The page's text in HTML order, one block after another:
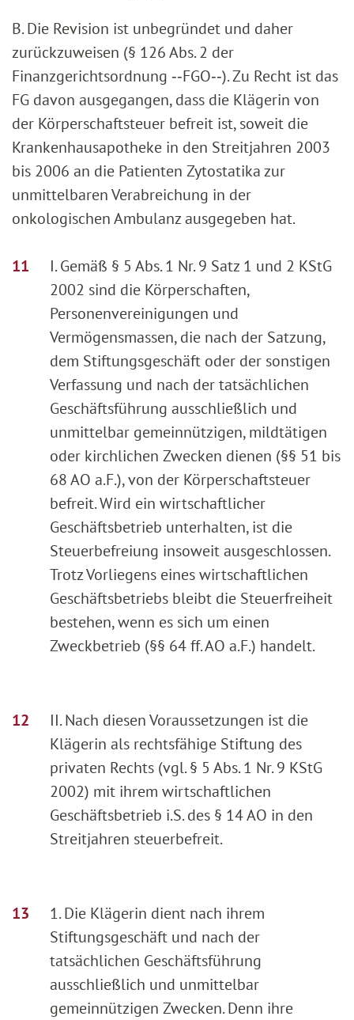
B.Die Revision ist unbegründet und daher
zurückzuweisen (§ 126 Abs. 2 der
Finanzgerichtsordnung ‑‑FGO‑‑). Zu Recht ist das
FG davon ausgegangen, dass die Klägerin von
der Körperschaftsteuer befreit ist, soweit die
Krankenhausapotheke in den Streitjahren 2003
bis 2006 an die Patienten Zytostatika zur
unmittelbaren Verabreichung in der
onkologischen Ambulanz ausgegeben hat.
I. Gemäß § 5 Abs. 1 Nr. 9 Satz 1 und 2 KStG
2002 sind die Körperschaften,
Personenvereinigungen und
Vermögensmassen, die nach der Satzung,
dem Stiftungsgeschäft oder der sonstigen
Verfassung und nach der tatsächlichen
Geschäftsführung ausschließlich und
unmittelbar gemeinnützigen, mildtätigen
oder kirchlichen Zwecken dienen (§§ 51 bis
68 AO a.F.), von der Körperschaftsteuer
befreit. Wird ein wirtschaftlicher
Geschäftsbetrieb unterhalten, ist die
Steuerbefreiung insoweit ausgeschlossen.
Trotz Vorliegens eines wirtschaftlichen
Geschäftsbetriebs bleibt die Steuerfreiheit
bestehen, wenn es sich um einen
Zweckbetrieb (§§ 64 ff. AO a.F.) handelt.
II. Nach diesen Voraussetzungen ist die
Klägerin als rechtsfähige Stiftung des
privaten Rechts (vgl. § 5 Abs. 1 Nr. 9 KStG
2002) mit ihrem wirtschaftlichen
Geschäftsbetrieb i.S. des § 14 AO in den
Streitjahren steuerbefreit.
1. Die Klägerin dient nach ihrem
Stiftungsgeschäft und nach der
tatsächlichen Geschäftsführung
ausschließlich und unmittelbar
gemeinnützigen Zwecken. Denn ihre